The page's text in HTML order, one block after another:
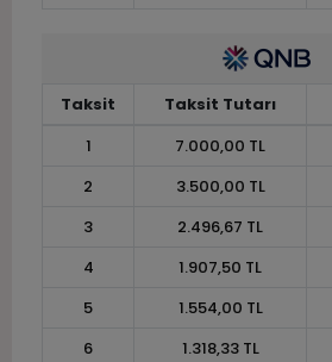
Taksit Taksit Tutarı
1
7.000,00 TL
2
3.500,00 TL
3
2.496,67 TL
4
1.907,50 TL
5
1.554,00 TL
6
1.318,33 TL